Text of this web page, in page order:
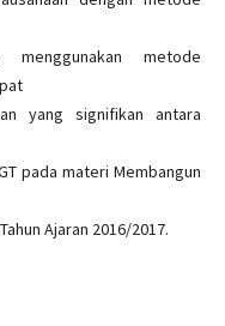
metode
yang signifikan antara
pada materi Membangun
Ajaran 2016/2017.